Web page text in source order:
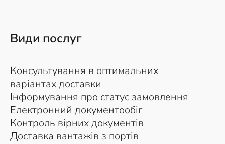
Види послуг
Консультування в оптимальних
варіантах доставки
Інформування про статус замовлення
Електронний документообіг
Контроль вірних документів
Доставка вантажів з портів